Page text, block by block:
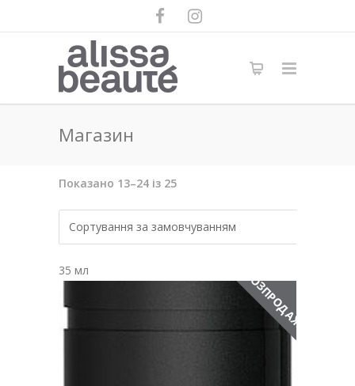
Магазин
Показано 13–24 із 25
35 мл РОЗПРОДАЖ!